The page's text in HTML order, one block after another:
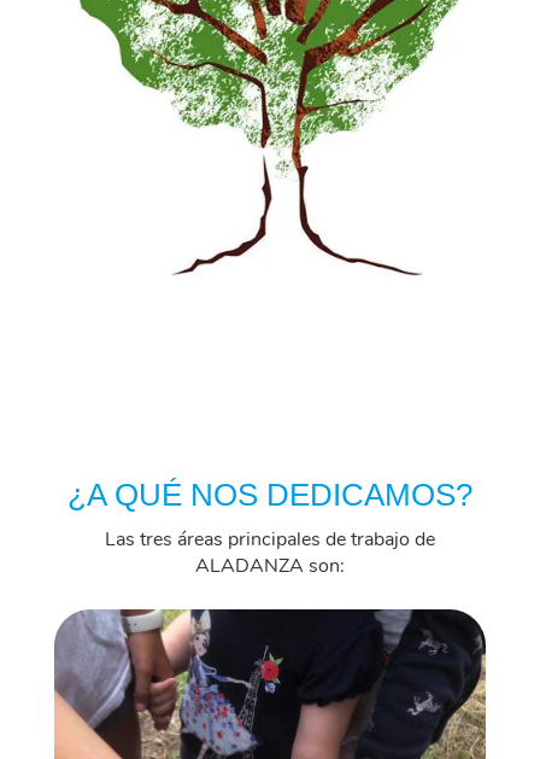
¿A QUÉ NOS DEDICAMOS?
Las tres áreas principales de trabajo de
ALADANZA son: